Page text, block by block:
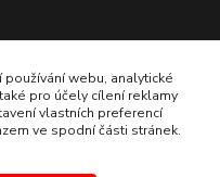
webu, analytické
pro účely cílení reklamy
vlastních preferencí
ve spodní části stránek.